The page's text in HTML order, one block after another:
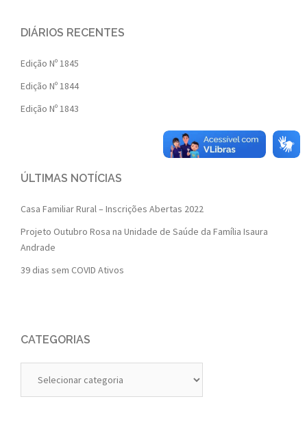
DIÁRIOS RECENTES
Edição Nº 1845
Edição Nº 1844
Edição Nº 1843
ÚLTIMAS NOTÍCIAS
Casa Familiar Rural – Inscrições Abertas 2022
Projeto Outubro Rosa na Unidade de Saúde da Família Isaura
Andrade
39 dias sem COVID Ativos
CATEGORIAS